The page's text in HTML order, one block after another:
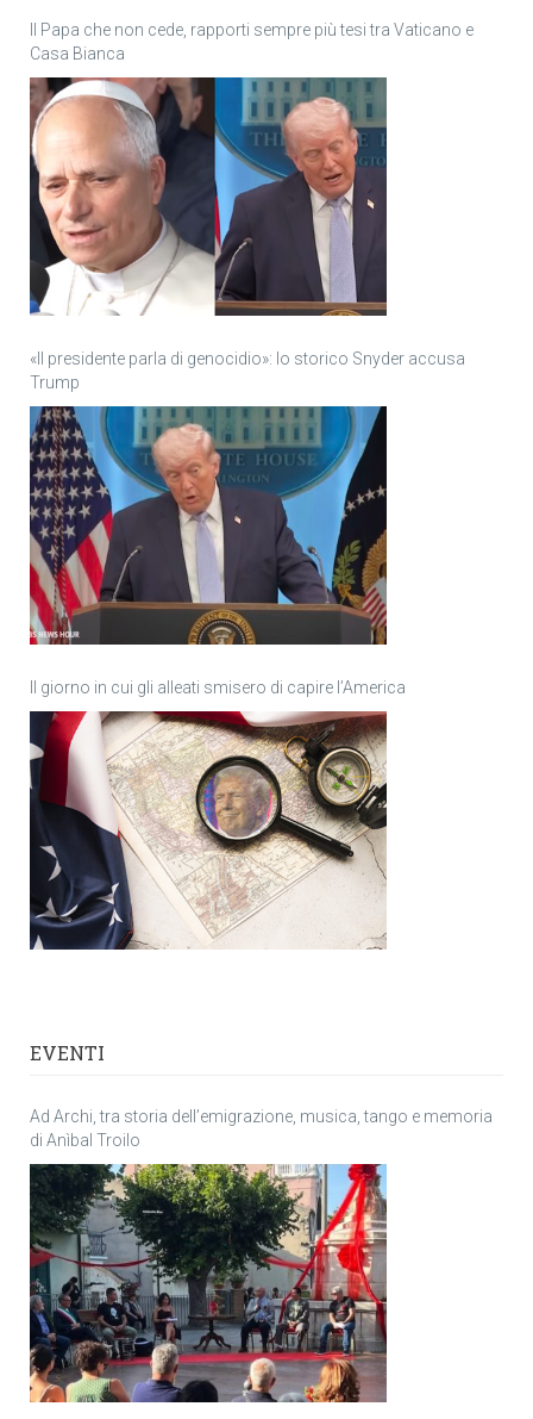
Il Papa che non cede, rapporti sempre più tesi tra Vaticano e
Casa Bianca
«Il presidente parla di genocidio»: lo storico Snyder accusa
Trump
Il giorno in cui gli alleati smisero di capire l’America
EVENTI
Ad Archi, tra storia dell’emigrazione, musica, tango e memoria
di Anìbal Troilo